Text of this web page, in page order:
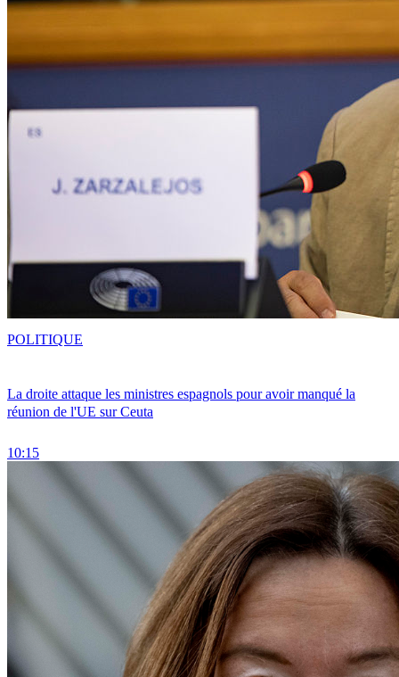
La droite attaque les ministres espagnols pour avoir manqué la
réunion de l'UE sur Ceuta
10:15
POLITIQUE